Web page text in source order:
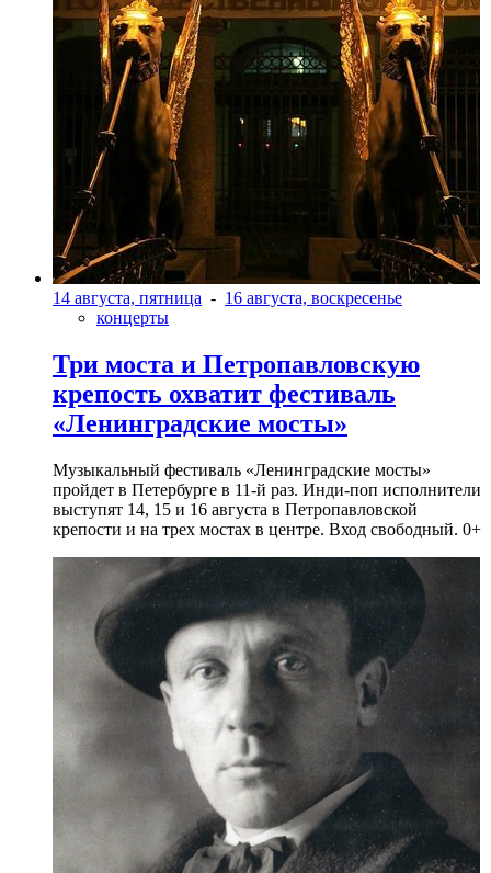
14 августа, пятница - 16 августа, воскресенье
концерты
Три моста и Петропавловскую
крепость охватит фестиваль
«Ленинградские мосты»
Музыкальный фестиваль «Ленинградские мосты»
пройдет в Петербурге в 11-й раз. Инди-поп исполнители
выступят 14, 15 и 16 августа в Петропавловской
крепости и на трех мостах в центре. Вход свободный. 0+